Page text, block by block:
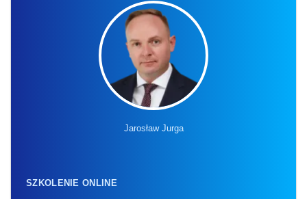
Jarosław Jurga
SZKOLENIE ONLINE